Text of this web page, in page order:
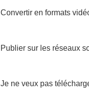
Convertir en formats
Publier sur les réseaux
Je ne veux pas